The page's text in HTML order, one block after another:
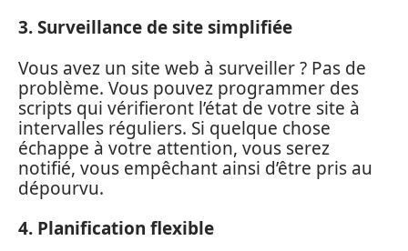
3. Surveillance de site simplifiée
Vous avez un site web à surveiller ? Pas de
problème. Vous pouvez programmer des
scripts qui vérifieront l’état de votre site à
intervalles réguliers. Si quelque chose
échappe à votre attention, vous serez
notifié, vous empêchant ainsi d’être pris au
dépourvu.
4. Planification flexible